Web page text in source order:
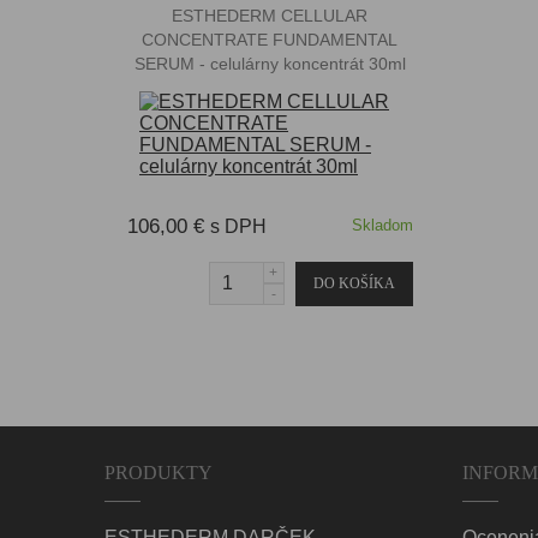
ESTHEDERM CELLULAR
CONCENTRATE FUNDAMENTAL
SERUM - celulárny koncentrát 30ml
106,00 € s DPH Skladom
PRODUKTY